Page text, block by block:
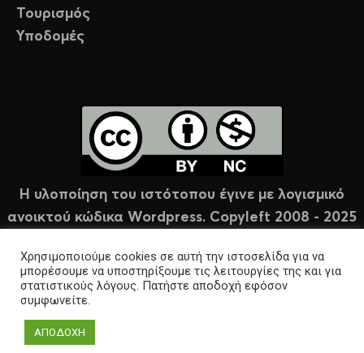
Τουρισμός
Υποδομές
Η υλοποίηση του ιστότοπου έγινε με λογισμικό
ανοικτού κώδικα Wordpress. Copyleft 2008 - 2025
Χρησιμοποιούμε cookies σε αυτή την ιστοσελίδα για να
μπορέσουμε να υποστηρίξουμε τις λειτουργίες της και για
στατιστικούς λόγους. Πατήστε αποδοχή εφόσον
συμφωνείτε.
ΑΠΟΔΟΧΗ